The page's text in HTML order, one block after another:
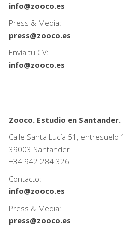
info@zooco.es
Press & Media:
press@zooco.es
Envía tu CV:
info@zooco.es
Zooco. Estudio en Santander.
Calle Santa Lucía 51, entresuelo 1
39003 Santander
+34 942 284 326
Contacto:
info@zooco.es
Press & Media:
press@zooco.es